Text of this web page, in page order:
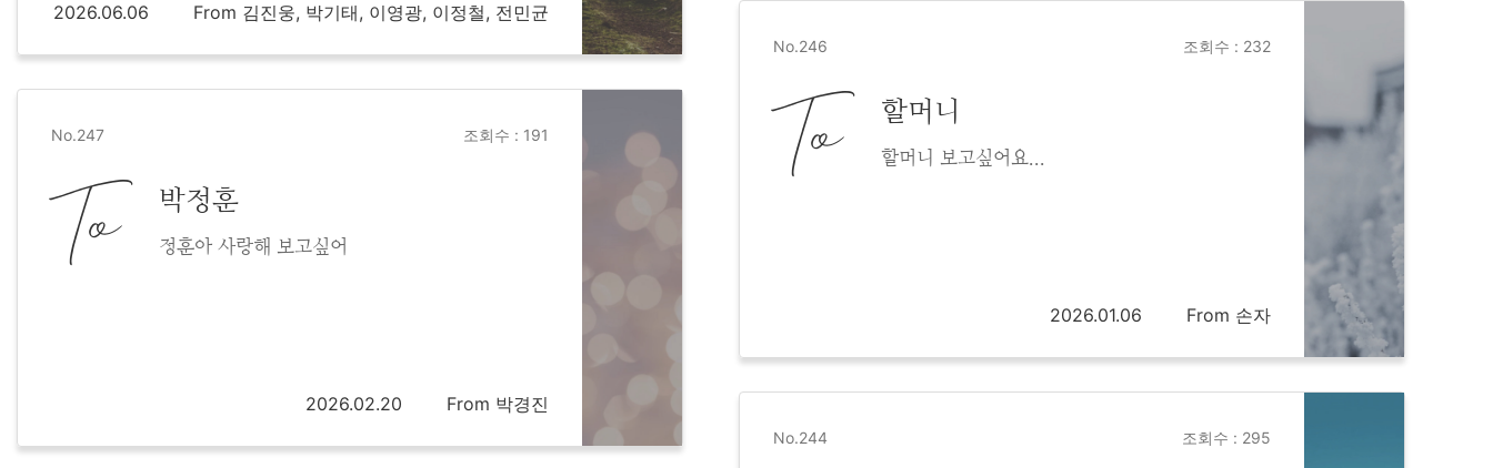
2026.06.06 From 김진웅, 박기태, 이영광, 이정철, 전민균
No.247 조회수 : 191
To 박정훈
정훈아 사랑해 보고싶어
2026.02.20 From 박경진
No.246 조회수 : 232
To 할머니
할머니 보고싶어요...
2026.01.06 From 손자
No.244 조회수 : 295